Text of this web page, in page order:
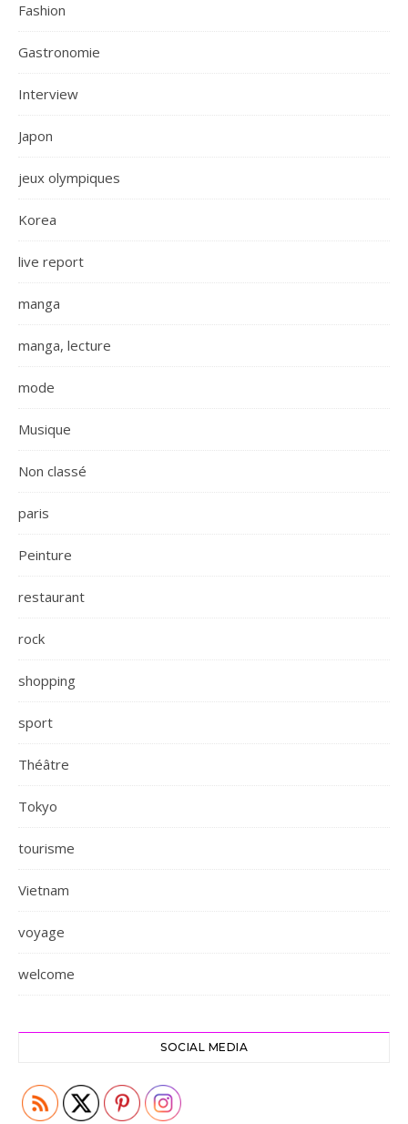
Fashion
Gastronomie
Interview
Japon
jeux olympiques
Korea
live report
manga
manga, lecture
mode
Musique
Non classé
paris
Peinture
restaurant
rock
shopping
sport
Théâtre
Tokyo
tourisme
Vietnam
voyage
welcome
SOCIAL MEDIA